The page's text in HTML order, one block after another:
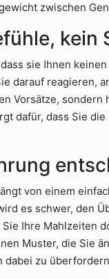
zwischen
kein
sie Ihnen
darauf reagieren,
Vorsätze,
dafür, dass Sie
von einem
es schwer, den
Ihre Mahlzeiten
Muster, die Sie
dabei zu